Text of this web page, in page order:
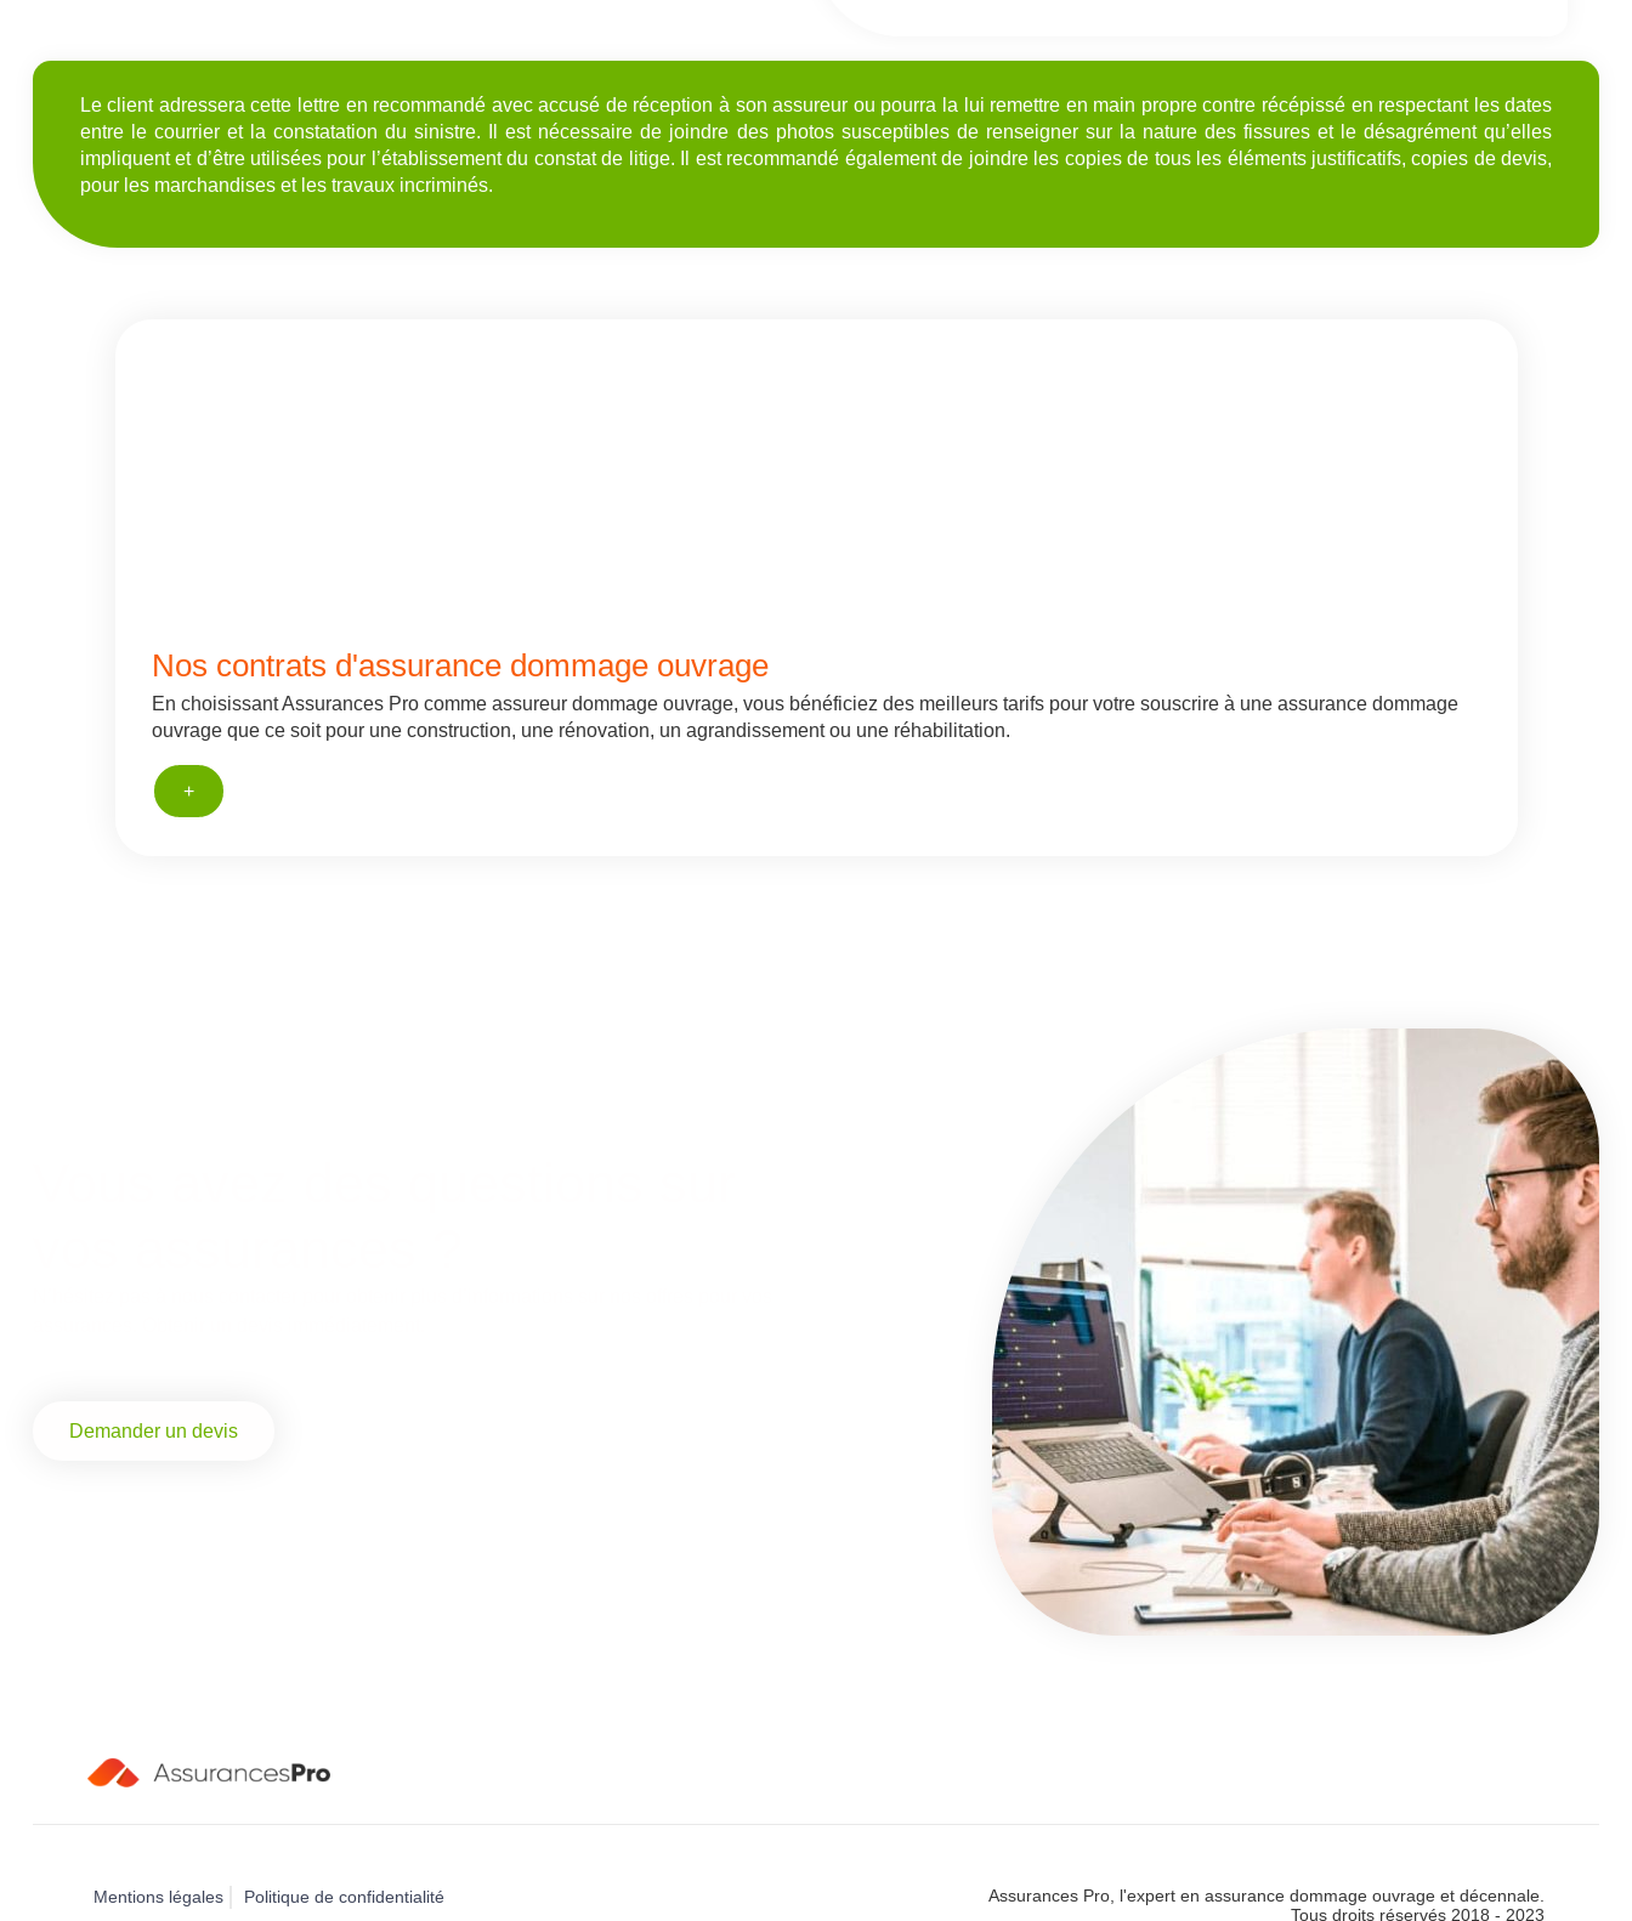
Le client adressera cette lettre en recommandé avec accusé de réception à son assureur ou pourra la lui remettre en main propre contre récépissé en respectant les dates
entre le courrier et la constatation du sinistre. Il est nécessaire de joindre des photos susceptibles de renseigner sur la nature des fissures et le désagrément qu’elles
impliquent et d’être utilisées pour l’établissement du constat de litige. Il est recommandé également de joindre les copies de tous les éléments justificatifs, copies de devis,
pour les marchandises et les travaux incriminés.
Nos contrats d'assurance dommage ouvrage
En choisissant Assurances Pro comme assureur dommage ouvrage, vous bénéficiez des meilleurs tarifs pour votre souscrire à une assurance dommage
ouvrage que ce soit pour une construction, une rénovation, un agrandissement ou une réhabilitation.
+
Demander un devis
Mentions légales Politique de confidentialité
Assurances Pro, l'expert en assurance dommage ouvrage et décennale.
Tous droits réservés 2018 - 2023